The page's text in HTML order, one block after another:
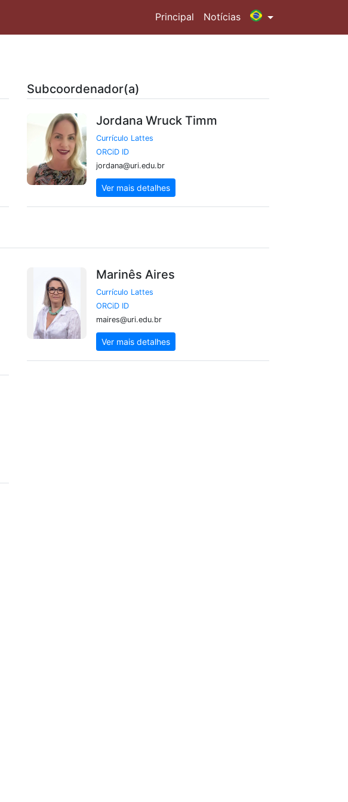
Principal Notícias
Subcoordenador(a)
Jordana Wruck Timm
Currículo Lattes
ORCiD ID
jordana@uri.edu.br
Ver mais detalhes
Marinês Aires
Currículo Lattes
ORCiD ID
maires@uri.edu.br
Ver mais detalhes